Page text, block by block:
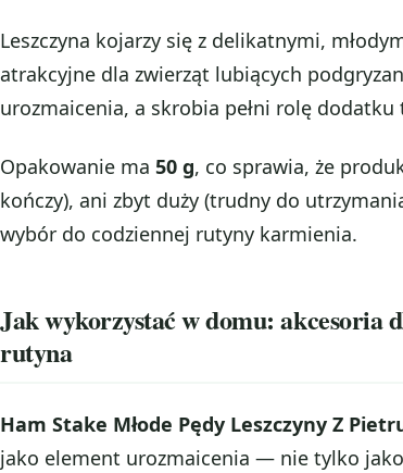
Leszczyna kojarzy się z delikatnymi,
atrakcyjne dla zwierząt lubiących
urozmaicenia, a skrobia pełni rolę
Opakowanie ma 50 g, co sprawia, że
kończy), ani zbyt duży (trudny do
wybór do codziennej rutyny karmienia.
Jak wykorzystać w domu: akcesoria
rutyna
Ham Stake Młode Pędy Leszczyny Z
jako element urozmaicenia — nie tylko jako